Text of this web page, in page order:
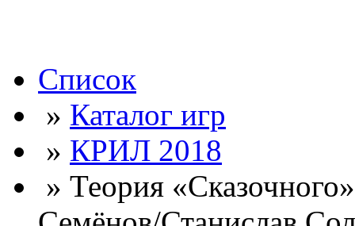
Список
» Каталог игр
» КРИЛ 2018
» Теория